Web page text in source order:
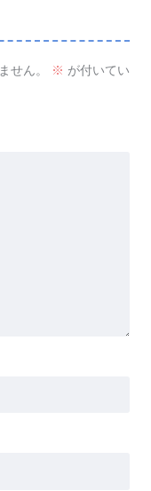
せん。 ※ が付いてい